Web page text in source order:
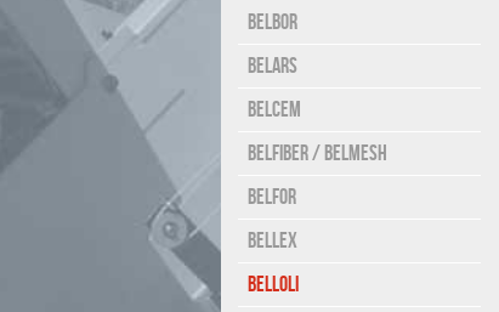
Belbor
Belars
Belcem
Belfiber / Belmesh
Belfor
Bellex
Belloli